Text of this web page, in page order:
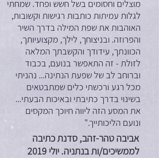
מוצלים וחסומים בשל חשש ופחד. שמחתי
לגלות עמיתות כותבות רגישות וקשובות,
האוהבות את שפת המילה בדרך השיר
והפרוזה. ובניצוחך, לילך, מקצועיותך,
הכוונתך, עידודך והקשבתך המלאה
לזולת - זה התאפשר בנועם, בכבוד
וברוחב לב של שפעת הנתינה... נהניתי
מכל רגע ורכשתי כלים שמתבטאים
בשינוי בדרך כתיבתי ובאיכות הבעתי...
את המסע הזה ליווה חיוכך המקסים
ונועם הליכותייך."
אביבה טהר-זהב, סדנת כתיבה
לממשיכים/ות בנתניה. יולי 2019